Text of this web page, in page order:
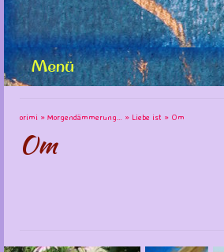
Menü
orimi » Morgendämmerung… » Liebe ist » Om
Om